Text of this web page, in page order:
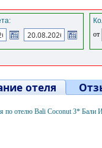
от
отеля
по отелю Bali Coconut 3* Бали